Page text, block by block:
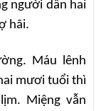
người dân hai
hãi.
Máu lênh
mươi tuổi thì
Miệng vẫn